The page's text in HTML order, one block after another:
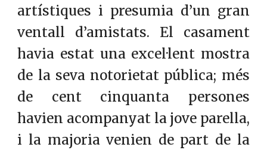
artístiques i presumia d’un gran
ventall d’amistats. El casament
havia estat una excel·lent mostra
de la seva notorietat pública; més
de cent cinquanta persones
havien acompanyat la jove parella,
i la majoria venien de part de la